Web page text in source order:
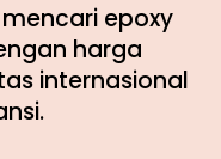
epoxy
harga
internasional